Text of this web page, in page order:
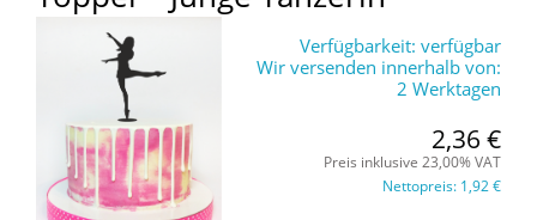
Verfügbarkeit: verfügbar
Wir versenden innerhalb von:
2 Werktagen
2,36 €
Preis inklusive 23,00% VAT
Nettopreis: 1,92 €